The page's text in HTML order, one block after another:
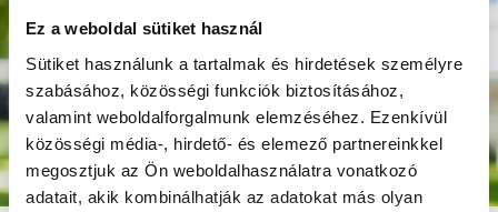
Ez a weboldal sütiket használ
Sütiket használunk a tartalmak és hirdetések személyre
szabásához, közösségi funkciók biztosításához,
valamint weboldalforgalmunk elemzéséhez. Ezenkívül
közösségi média-, hirdető- és elemező partnereinkkel
megosztjuk az Ön weboldalhasználatra vonatkozó
adatait, akik kombinálhatják az adatokat más olyan